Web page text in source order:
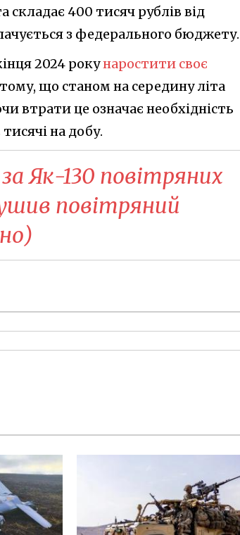
складає 400 тисяч рублів від
з федерального бюджету.
2024 рокунаростити своє
що станом на середину літа
втрати це означає необхідність
на добу.
Як-130 повітряних
повітряний